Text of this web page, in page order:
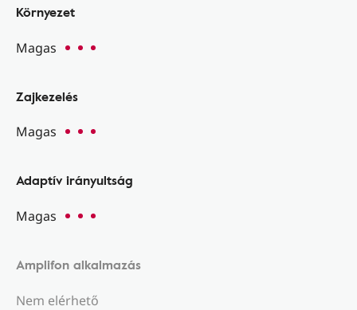
Környezet
Magas
Zajkezelés
Magas
Adaptív irányultság
Magas
Amplifon alkalmazás
Nem elérhető